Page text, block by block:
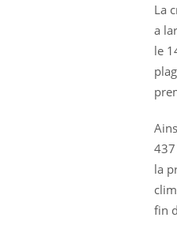
La
a
le
la
fin
Il y a des
d'autres non !
questions